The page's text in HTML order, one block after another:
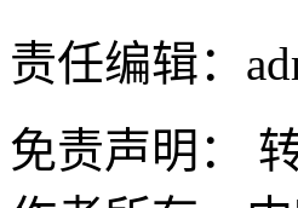
责任编辑：
免责声明：